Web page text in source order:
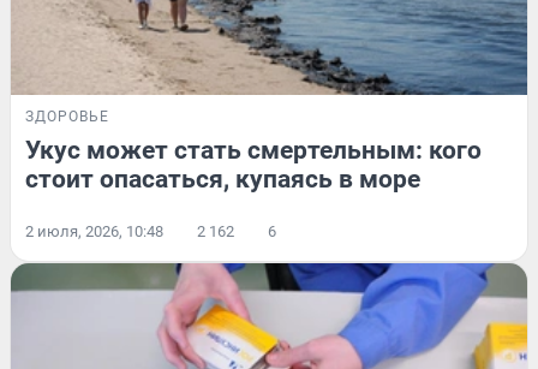
ЗДОРОВЬЕ
Укус может стать смертельным: кого
стоит опасаться, купаясь в море
2 июля, 2026, 10:48 2 162 6